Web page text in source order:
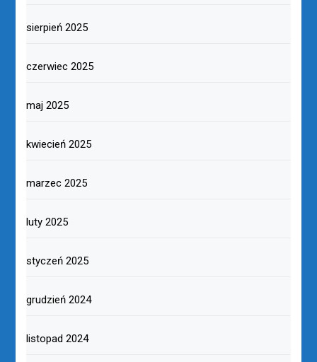
sierpień 2025
czerwiec 2025
maj 2025
kwiecień 2025
marzec 2025
luty 2025
styczeń 2025
grudzień 2024
listopad 2024